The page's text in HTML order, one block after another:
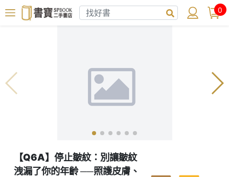
0
【Q6A】停止皺紋：別讓皺紋
洩漏了你的年齡 ──照護皮膚、